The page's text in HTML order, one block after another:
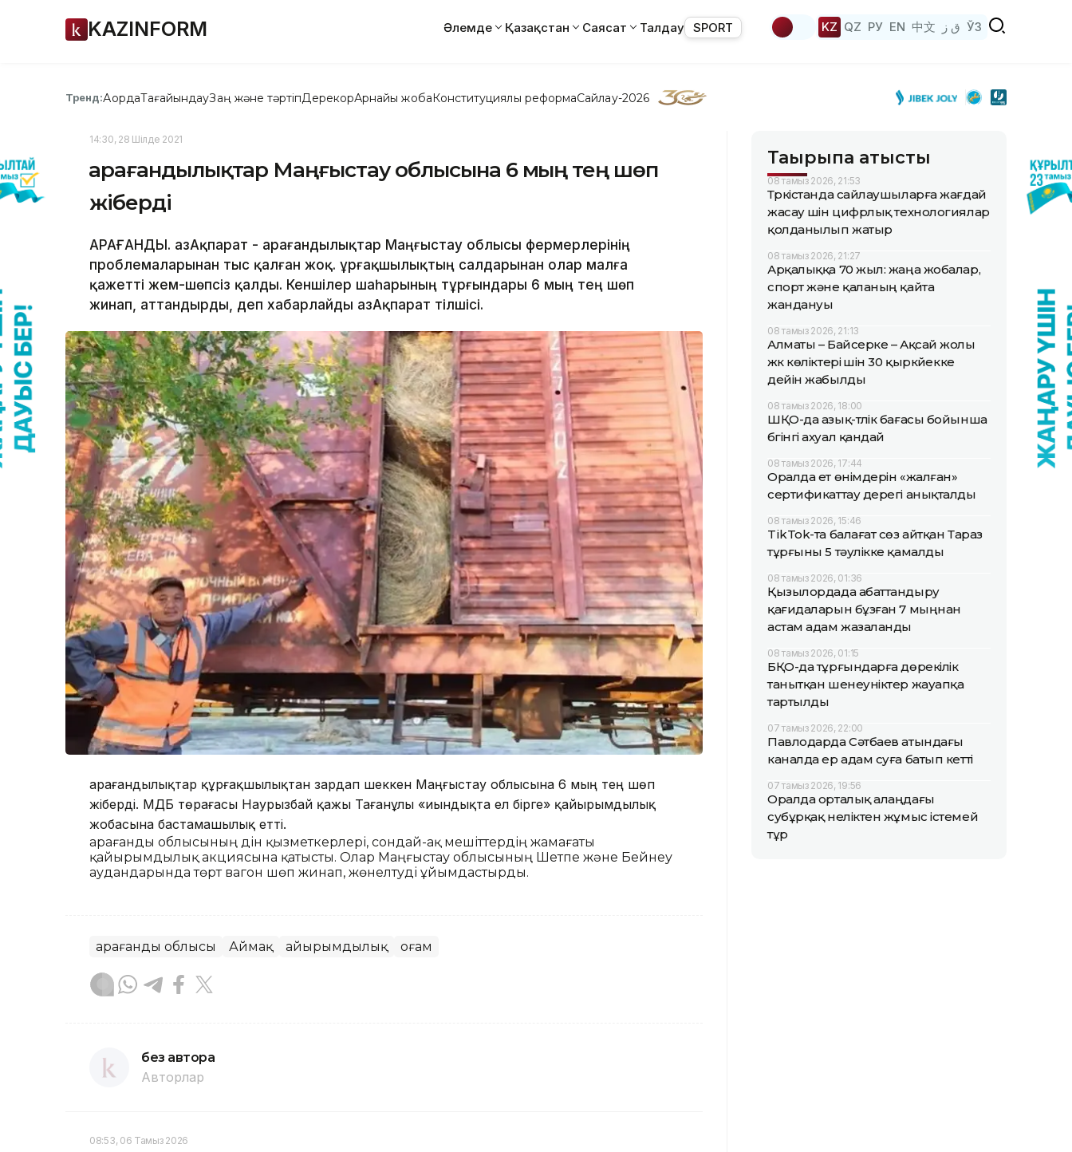
KAZINFORM Әлемде Қазақстан Саясат Талдау SPORT KZ QZ РУ EN 中文 ق ز ЎЗ
Тренд:АқордаТағайындауЗаң және тәртіпДерекқорАрнайы жобаКонституциялық реформаСайлау-2026
14:30, 28 Шілде 2021
Қарағандылықтар Маңғыстау облысына 6 мың тең шөп
жіберді
ҚАРАҒАНДЫ. ҚазАқпарат - Қарағандылықтар Маңғыстау облысы фермерлерінің
проблемаларынан тыс қалған жоқ. Құрғақшылықтың салдарынан олар малға
қажетті жем-шөпсіз қалды. Кеншілер шаһарының тұрғындары 6 мың тең шөп
жинап, аттандырды, деп хабарлайды ҚазАқпарат тілшісі.
Қарағандылықтар құрғақшылықтан зардап шеккен Маңғыстау облысына 6 мың тең шөп
жіберді. ҚМДБ төрағасы Наурызбай қажы Тағанұлы «Қиындықта ел бірге» қайырымдылық
жобасына бастамашылық етті.
Қарағанды облысының дін қызметкерлері, сондай-ақ мешіттердің жамағаты
қайырымдылық акциясына қатысты. Олар Маңғыстау облысының Шетпе және Бейнеу
аудандарында төрт вагон шөп жинап, жөнелтуді ұйымдастырды.
Қарағанды облысы Аймақ Қайырымдылық Қоғам
без автора
Авторлар
08:53, 06 Тамыз 2026
Тақырыпқа қатысты
08 тамыз 2026, 21:53
Түркістанда сайлаушыларға жағдай
жасау үшін цифрлық технологиялар
қолданылып жатыр
08 тамыз 2026, 21:27
Арқалыққа 70 жыл: жаңа жобалар,
спорт және қаланың қайта
жандануы
08 тамыз 2026, 21:13
Алматы – Байсерке – Ақсай жолы
жүк көліктері үшін 30 қыркүйекке
дейін жабылды
08 тамыз 2026, 18:00
ШҚО-да азық-түлік бағасы бойынша
бүгінгі ахуал қандай
08 тамыз 2026, 17:44
Оралда ет өнімдерін «жалған»
сертификаттау дерегі анықталды
08 тамыз 2026, 15:46
TikTok-та балағат сөз айтқан Тараз
тұрғыны 5 тәулікке қамалды
08 тамыз 2026, 01:36
Қызылордада абаттандыру
қағидаларын бұзған 7 мыңнан
астам адам жазаланды
08 тамыз 2026, 01:15
БҚО-да тұрғындарға дөрекілік
танытқан шенеуніктер жауапқа
тартылды
07 тамыз 2026, 22:00
Павлодарда Сәтбаев атындағы
каналда ер адам суға батып кетті
07 тамыз 2026, 19:56
Оралда орталық алаңдағы
субұрқақ неліктен жұмыс істемей
тұр